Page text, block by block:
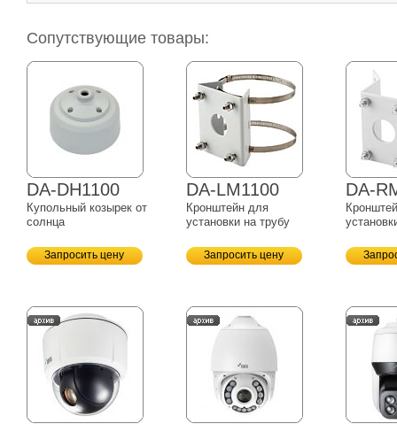
Сопутствующие товары:
DA-DH1100
Купольный козырек от
солнца
Запросить цену
DA-LM1100
Кронштейн для
установки на трубу
Запросить цену
DA-